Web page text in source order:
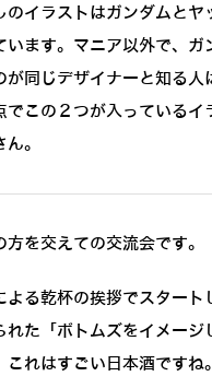
のイラストはガンダムとヤ
います。マニア以外で、ガ
が同じデザイナーと知る人
でこの２つが入っているイ
。
を交えての交流会です。
よる乾杯の挨拶でスタート
れた「ボトムズをイメージ
れはすごい日本酒ですね。